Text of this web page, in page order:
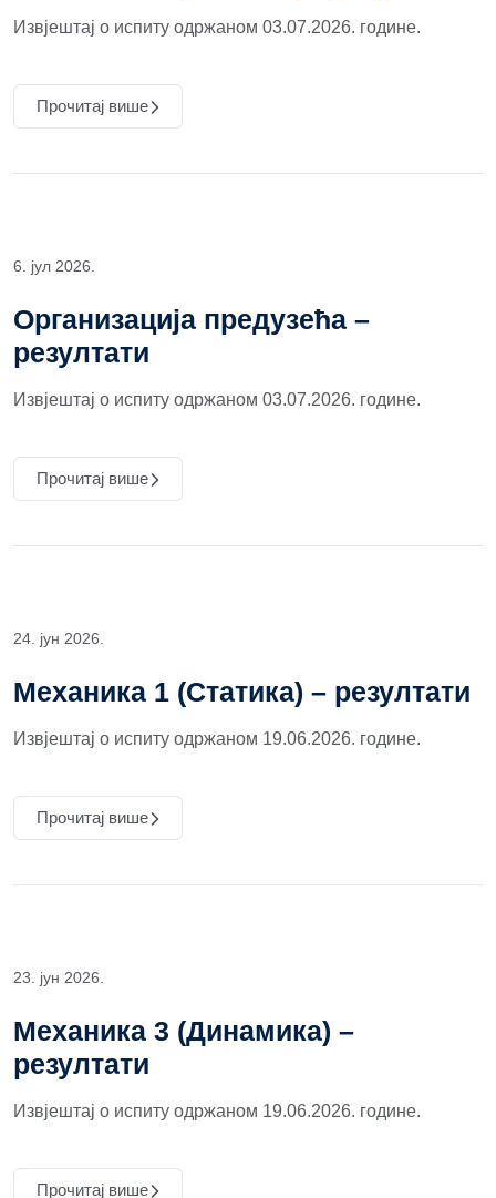
Извјештај о испиту одржаном 03.07.2026. године.
Прочитај више
6. јул 2026.
Организација предузећа –
резултати
Извјештај о испиту одржаном 03.07.2026. године.
Прочитај више
24. јун 2026.
Механика 1 (Статика) – резултати
Извјештај о испиту одржаном 19.06.2026. године.
Прочитај више
23. јун 2026.
Механика 3 (Динамика) –
резултати
Извјештај о испиту одржаном 19.06.2026. године.
Прочитај више